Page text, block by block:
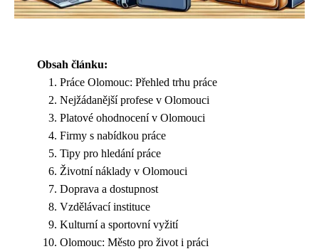
Obsah článku:
Práce Olomouc: Přehled trhu práce
Nejžádanější profese v Olomouci
Platové ohodnocení v Olomouci
Firmy s nabídkou práce
Tipy pro hledání práce
Životní náklady v Olomouci
Doprava a dostupnost
Vzdělávací instituce
Kulturní a sportovní vyžití
Olomouc: Město pro život i práci